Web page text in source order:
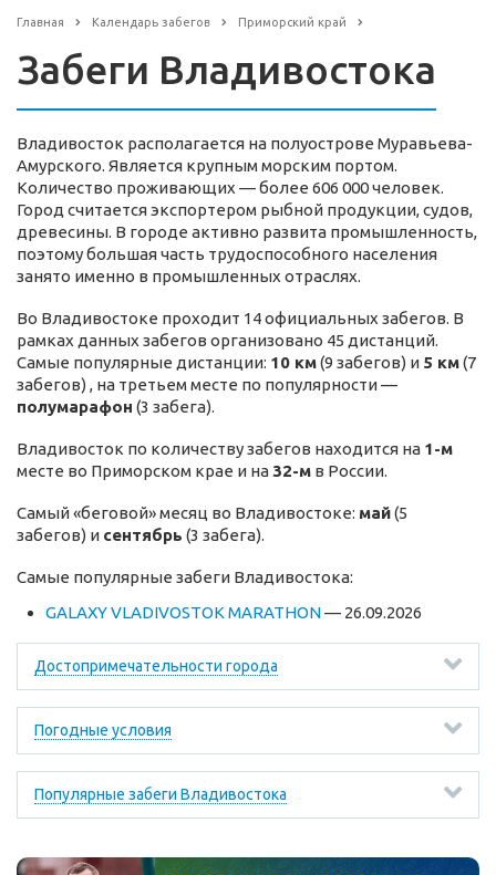
Главная Календарь забегов Приморский край
Забеги Владивостока
Владивосток располагается на полуострове Муравьева-
Амурского. Является крупным морским портом.
Количество проживающих — более 606 000 человек.
Город считается экспортером рыбной продукции, судов,
древесины. В городе активно развита промышленность,
поэтому большая часть трудоспособного населения
занято именно в промышленных отраслях.
Во Владивостоке проходит 14 официальных забегов. В
рамках данных забегов организовано 45 дистанций.
Самые популярные дистанции: 10 км(9 забегов) и 5 км(7
забегов) , на третьем месте по популярности —
полумарафон (3 забега).
Владивосток по количеству забегов находится на 1-м
месте во Приморском крае и на32-м в России.
Самый «беговой» месяц во Владивостоке: май(5
забегов) и сентябрь (3 забега).
Самые популярные забеги Владивостока:
GALAXY VLADIVOSTOK MARATHON— 26.09.2026
Достопримечательности города
Погодные условия
Популярные забеги Владивостока